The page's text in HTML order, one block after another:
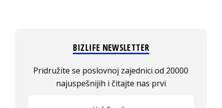
BIZLIFE NEWSLETTER
Pridružite se poslovnoj zajednici od 20000
najuspešnijih i čitajte nas prvi